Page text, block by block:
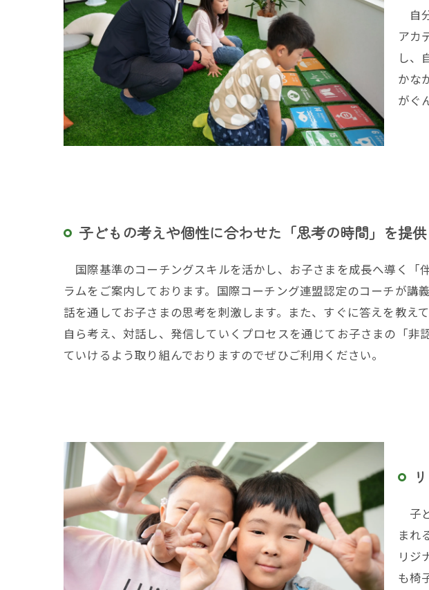
自
アカ
し、
かな
がぐ
子どもの考えや個性に合わせた「思考の時間」を提供
国際基準のコーチングスキルを活かし、お子さまを成長へ導く「
ラムをご案内しております。国際コーチング連盟認定のコーチが講
話を通してお子さまの思考を刺激します。また、すぐに答えを教え
自ら考え、対話し、発信していくプロセスを通じてお子さまの「非
ていけるよう取り組んでおりますのでぜひご利用ください。
子
まれ
リジ
も椅